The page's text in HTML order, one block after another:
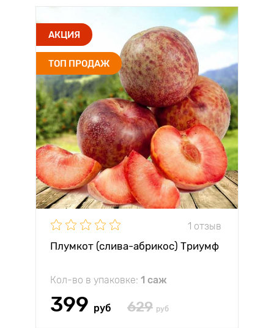
АКЦИЯ
ТОП ПРОДАЖ
1 отзыв
Плумкот (слива-абрикос) Триумф
Кол-во в упаковке: 1 саж
399 руб 629 руб